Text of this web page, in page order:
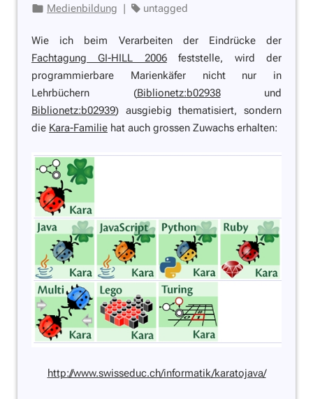
Medienbildung | untagged
Wie ich beim Verarbeiten der Eindrücke der
Fachtagung GI-HILL 2006feststelle, wird der
programmierbare Marienkäfer nicht nur in
Lehrbüchern (Biblionetz:b02938und
Biblionetz:b02939) ausgiebig thematisiert, sondern
die Kara-Familie hat auch grossen Zuwachs erhalten:
http://www.swisseduc.ch/informatik/karatojava/